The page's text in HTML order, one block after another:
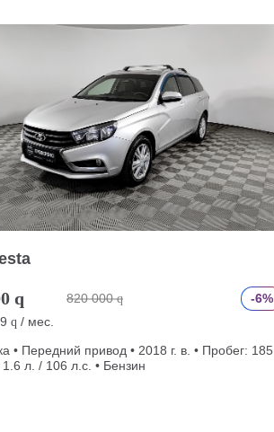
q 820 000 q
-6%
q / мес.
• Передний привод • 2018 г. в. • Пробег: 185
1.6 л. / 106 л.с. • Бензин